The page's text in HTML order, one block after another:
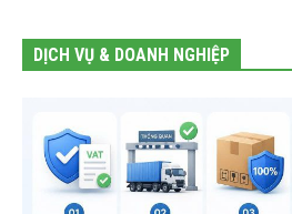
DỊCH VỤ & DOANH NGHIỆP